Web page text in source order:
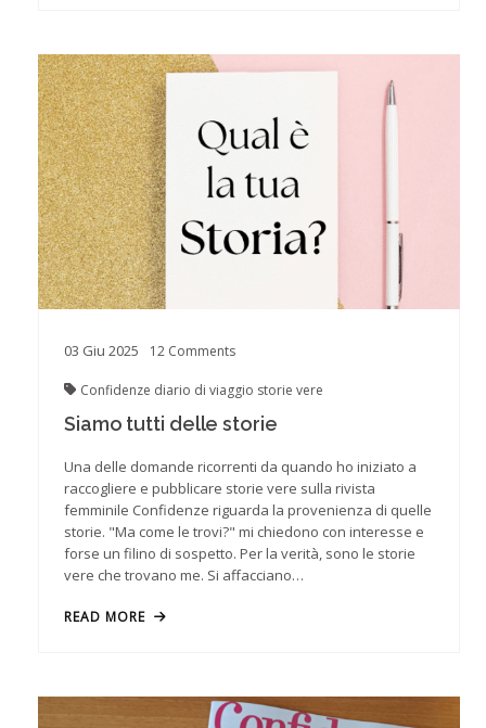
03 Giu 2025 12 Comments
Confidenze diario di viaggio storie vere
Siamo tutti delle storie
Una delle domande ricorrenti da quando ho iniziato a
raccogliere e pubblicare storie vere sulla rivista
femminile Confidenze riguarda la provenienza di quelle
storie. "Ma come le trovi?" mi chiedono con interesse e
forse un filino di sospetto. Per la verità, sono le storie
vere che trovano me. Si affacciano…
READ MORE